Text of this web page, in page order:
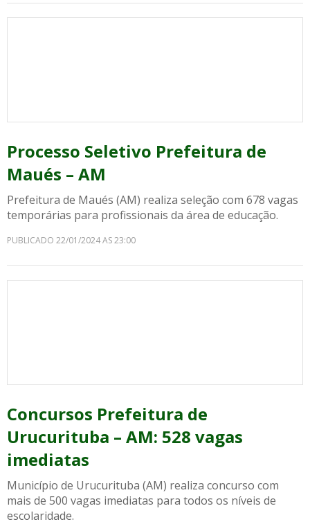
Processo Seletivo Prefeitura de
Maués – AM
Prefeitura de Maués (AM) realiza seleção com 678 vagas
temporárias para profissionais da área de educação.
PUBLICADO 22/01/2024 AS 23:00
Concursos Prefeitura de
Urucurituba – AM: 528 vagas
imediatas
Município de Urucurituba (AM) realiza concurso com
mais de 500 vagas imediatas para todos os níveis de
escolaridade.